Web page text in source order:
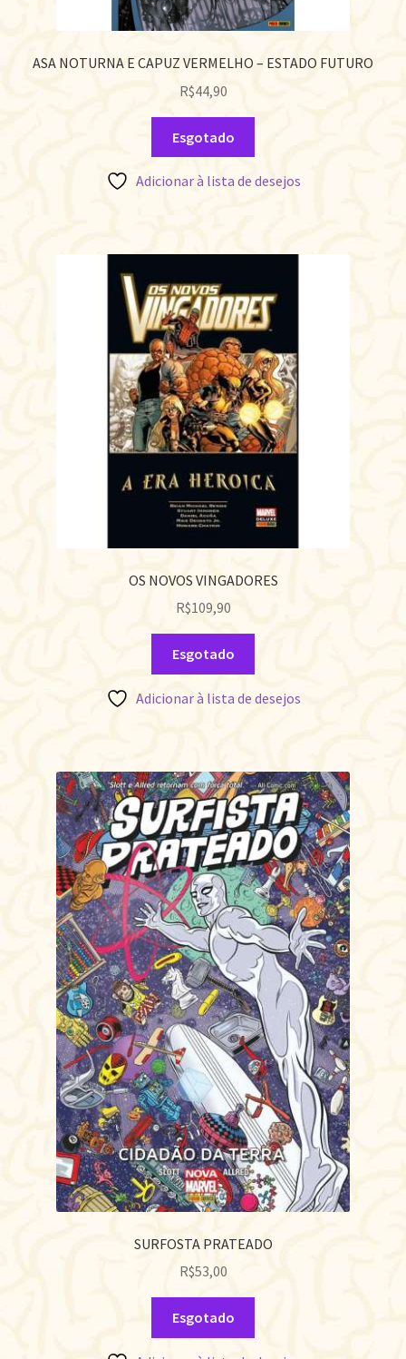
ASA NOTURNA E CAPUZ VERMELHO – ESTADO FUTURO
R$44,90
Esgotado
Adicionar à lista de desejos
OS NOVOS VINGADORES
R$109,90
Esgotado
Adicionar à lista de desejos
SURFOSTA PRATEADO
R$53,00
Esgotado